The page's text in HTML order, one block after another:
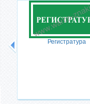
Регистратура